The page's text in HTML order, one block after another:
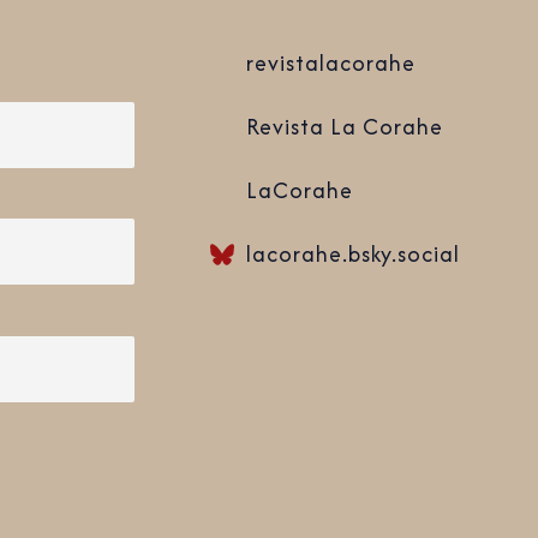
revistalacorahe
Revista La Corahe
LaCorahe
lacorahe.bsky.social‬